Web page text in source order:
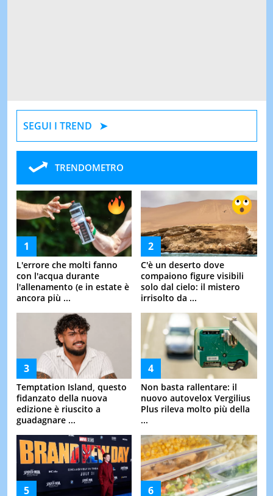
SEGUI I TREND
TRENDOMETRO
L'errore che molti fanno
con l'acqua durante
l'allenamento (e in estate è
ancora più ...
C'è un deserto dove
compaiono figure visibili
solo dal cielo: il mistero
irrisolto da ...
Temptation Island, questo
fidanzato della nuova
edizione è riuscito a
guadagnare ...
Non basta rallentare: il
nuovo autovelox Vergilius
Plus rileva molto più della
...